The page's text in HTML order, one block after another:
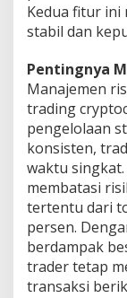
Kedua fitur ini
stabil dan
Pentingnya
Manajemen
trading
pengelolaan
konsisten,
waktu
membatasi
tertentu dari
persen.
berdampak
trader tetap
transaksi